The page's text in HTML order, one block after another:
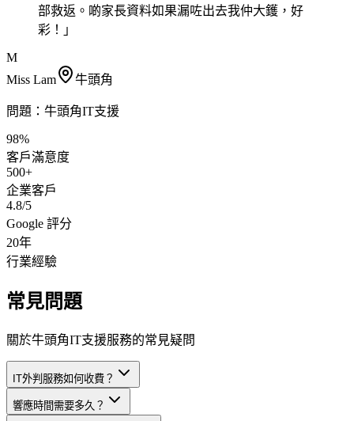
部救返。啲家長資料如果漏咗出去我仲大鑊，好
彩！
」
M
Miss Lam
牛頭角
問題： 牛頭角IT支援
98%
客戶滿意度
500+
企業客戶
4.8/5
Google 評分
20年
行業經驗
常見問題
關於牛頭角IT支援服務的常見疑問
IT外判服務如何收費？
響應時間需要多久？